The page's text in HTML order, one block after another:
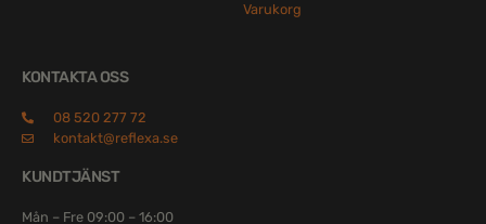
Varukorg
KONTAKTA OSS
08 520 277 72
kontakt@reflexa.se
KUNDTJÄNST
Mån – Fre 09:00 – 16:00